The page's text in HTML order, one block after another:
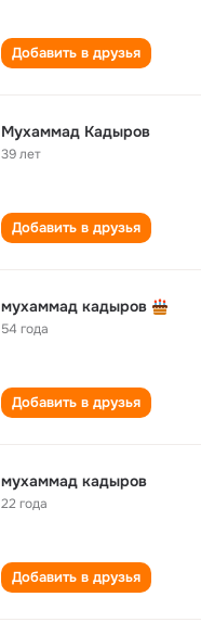
Добавить в друзья
Мухаммад Кадыров
39 лет
Добавить в друзья
мухаммад кадыров
54 года
Добавить в друзья
мухаммад кадыров
22 года
Добавить в друзья